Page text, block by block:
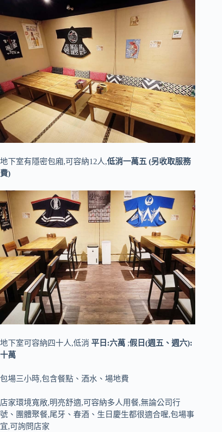
地下室有隱密包廂,可容納12人,低消一萬五 (另收取服務
費)
地下室可容納四十人,低消 平日:六萬 ;假日(週五、週六):
十萬
包場三小時,包含餐點、酒水、場地費
店家環境寬敞,明亮舒適,可容納多人用餐,無論公司行
號、團體聚餐,尾牙、春酒、生日慶生都很適合喔,包場事
宜,可詢問店家